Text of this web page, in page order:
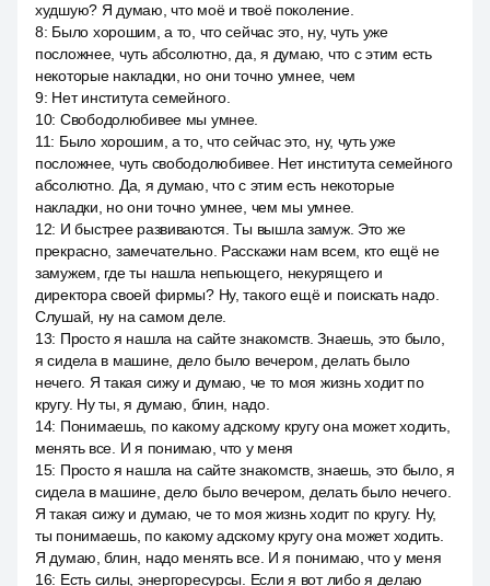
худшую? Я думаю, что моё и твоё поколение.
8: Было хорошим, а то, что сейчас это, ну, чуть уже
посложнее, чуть абсолютно, да, я думаю, что с этим есть
некоторые накладки, но они точно умнее, чем
9: Нет института семейного.
10: Свободолюбивее мы умнее.
11: Было хорошим, а то, что сейчас это, ну, чуть уже
посложнее, чуть свободолюбивее. Нет института семейного
абсолютно. Да, я думаю, что с этим есть некоторые
накладки, но они точно умнее, чем мы умнее.
12: И быстрее развиваются. Ты вышла замуж. Это же
прекрасно, замечательно. Расскажи нам всем, кто ещё не
замужем, где ты нашла непьющего, некурящего и
директора своей фирмы? Ну, такого ещё и поискать надо.
Слушай, ну на самом деле.
13: Просто я нашла на сайте знакомств. Знаешь, это было,
я сидела в машине, дело было вечером, делать было
нечего. Я такая сижу и думаю, че то моя жизнь ходит по
кругу. Ну ты, я думаю, блин, надо.
14: Понимаешь, по какому адскому кругу она может ходить,
менять все. И я понимаю, что у меня
15: Просто я нашла на сайте знакомств, знаешь, это было, я
сидела в машине, дело было вечером, делать было нечего.
Я такая сижу и думаю, че то моя жизнь ходит по кругу. Ну,
ты понимаешь, по какому адскому кругу она может ходить.
Я думаю, блин, надо менять все. И я понимаю, что у меня
16: Есть силы, энергоресурсы. Если я вот либо я делаю